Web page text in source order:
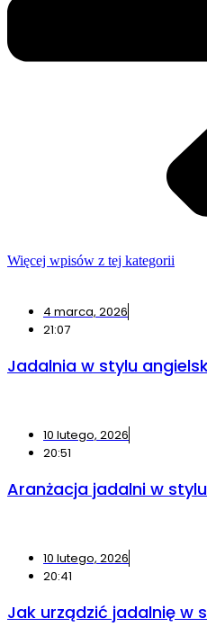
Więcej wpisów z tej kategorii
4 marca, 2026
21:07
Jadalnia w stylu
10 lutego, 2026
20:51
Aranżacja jadalni w
10 lutego, 2026
20:41
Jak urządzić jadalnię w